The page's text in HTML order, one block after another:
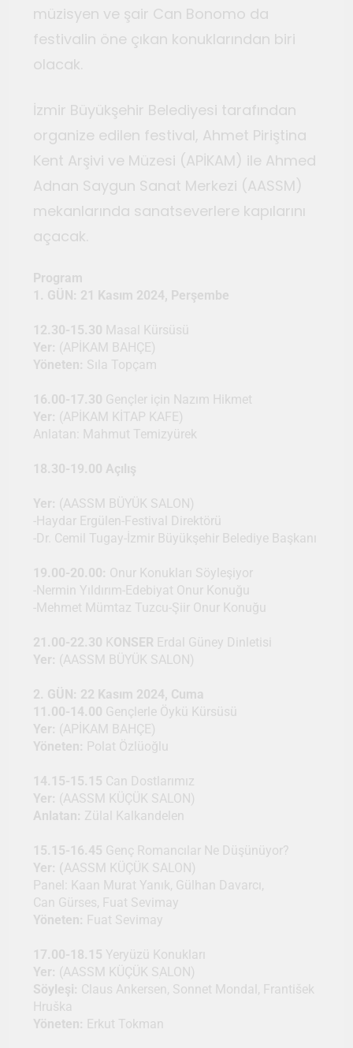
müzisyen ve şair Can Bonomo da
festivalin öne çıkan konuklarından biri
olacak.
İzmir Büyükşehir Belediyesi tarafından
organize edilen festival, Ahmet Piriştina
Kent Arşivi ve Müzesi (APİKAM) ile Ahmed
Adnan Saygun Sanat Merkezi (AASSM)
mekanlarında sanatseverlere kapılarını
açacak.
Program
1. GÜN: 21 Kasım 2024, Perşembe
12.30-15.30 Masal Kürsüsü
Yer: (APİKAM BAHÇE)
Yöneten: Sıla Topçam
16.00-17.30 Gençler için Nazım Hikmet
Yer: (APİKAM KİTAP KAFE)
Anlatan: Mahmut Temizyürek
18.30-19.00 Açılış
Yer: (AASSM BÜYÜK SALON)
-Haydar Ergülen-Festival Direktörü
-Dr. Cemil Tugay-İzmir Büyükşehir Belediye Başkanı
19.00-20.00: Onur Konukları Söyleşiyor
-Nermin Yıldırım-Edebiyat Onur Konuğu
-Mehmet Mümtaz Tuzcu-Şiir Onur Konuğu
21.00-22.30 KONSER Erdal Güney Dinletisi
Yer: (AASSM BÜYÜK SALON)
2. GÜN: 22 Kasım 2024, Cuma
11.00-14.00 Gençlerle Öykü Kürsüsü
Yer: (APİKAM BAHÇE)
Yöneten: Polat Özlüoğlu
14.15-15.15 Can Dostlarımız
Yer: (AASSM KÜÇÜK SALON)
Anlatan: Zülal Kalkandelen
15.15-16.45 Genç Romancılar Ne Düşünüyor?
Yer: (AASSM KÜÇÜK SALON)
Panel: Kaan Murat Yanık, Gülhan Davarcı,
Can Gürses, Fuat Sevimay
Yöneten: Fuat Sevimay
17.00-18.15 Yeryüzü Konukları
Yer: (AASSM KÜÇÜK SALON)
Söyleşi: Claus Ankersen, Sonnet Mondal, František
Hruška
Yöneten: Erkut Tokman